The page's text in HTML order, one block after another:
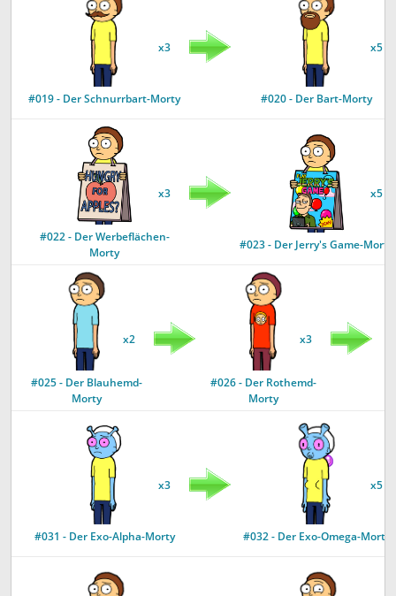
#019 - Der Schnurrbart-Morty
x3
#020 - Der Bart-Morty
x5
#022 - Der Werbeflächen-
Morty
x3
#023 - Der Jerry's Game-Morty
x5
#025 - Der Blauhemd-
Morty
x2
#026 - Der Rothemd-
Morty
x3
#031 - Der Exo-Alpha-Morty
x3
#032 - Der Exo-Omega-Morty
x5